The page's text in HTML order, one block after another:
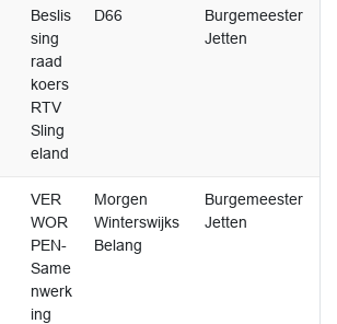
Beslis
sing
raad
koers
RTV
Sling
eland
D66
Burgemeester
Jetten
VER
WOR
PEN-
Same
nwerk
ing
Morgen
Winterswijks
Belang
Burgemeester
Jetten